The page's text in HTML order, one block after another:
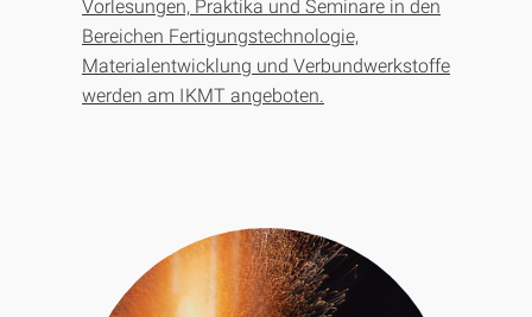
Bereichen Fertigungstechnologie,
Materialentwicklung und Verbundwerkstoffe
werden am IKMT angeboten.